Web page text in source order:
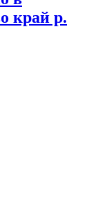
край р.